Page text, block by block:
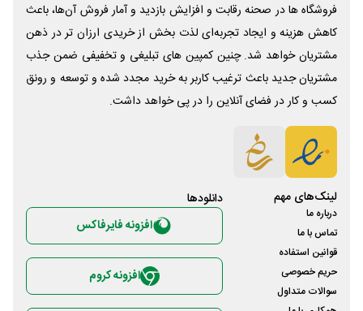
فروشگاه ها در صحنه رقابت و افزایش بازدید و آمار فروش آن‌ها، باعث
کاهش هزینه و ایجاد تجربه‌ای لذت بخش از خریدی ارزان تر در ذهن
مشتریان خواهد شد. چنین کمپین های تبلیغی و تخفیفی ضمن جذب
مشتریان جدید باعث ترغیب کاربر به خرید مجدد شده و توسعه و رونق
کسب و کار در فضای آنلاین را در پی خواهد داشت.
لینک‌های مهم
درباره ما
تماس با ما
قوانین استفاده
حریم خصوصی
سوالات متداول
دانلود‌ها
افزونه فایرفاکس
افزونه کروم